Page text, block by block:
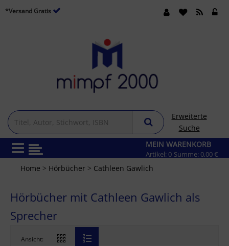
*Versand Gratis
Erweiterte
Suche
MEIN WARENKORB
Artikel: 0 Summe: 0,00 €
Home > Hörbücher > Cathleen Gawlich
Hörbücher mit Cathleen Gawlich als
Sprecher
Ansicht: